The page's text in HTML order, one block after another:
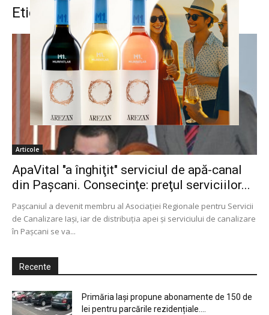
Etichetă: Prest Serv Apa
Articole
ApaVital "a înghiţit" serviciul de apă-canal
din Paşcani. Consecinţe: preţul serviciilor...
Paşcaniul a devenit membru al Asociaţiei Regionale pentru Servicii
de Canalizare Iaşi, iar de distribuţia apei şi serviciului de canalizare
în Paşcani se va...
Recente
Primăria Iași propune abonamente de 150 de
lei pentru parcările rezidențiale....